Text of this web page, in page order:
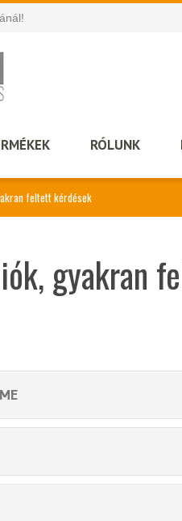
RÓLUNK
feltett kérdések
gyakran